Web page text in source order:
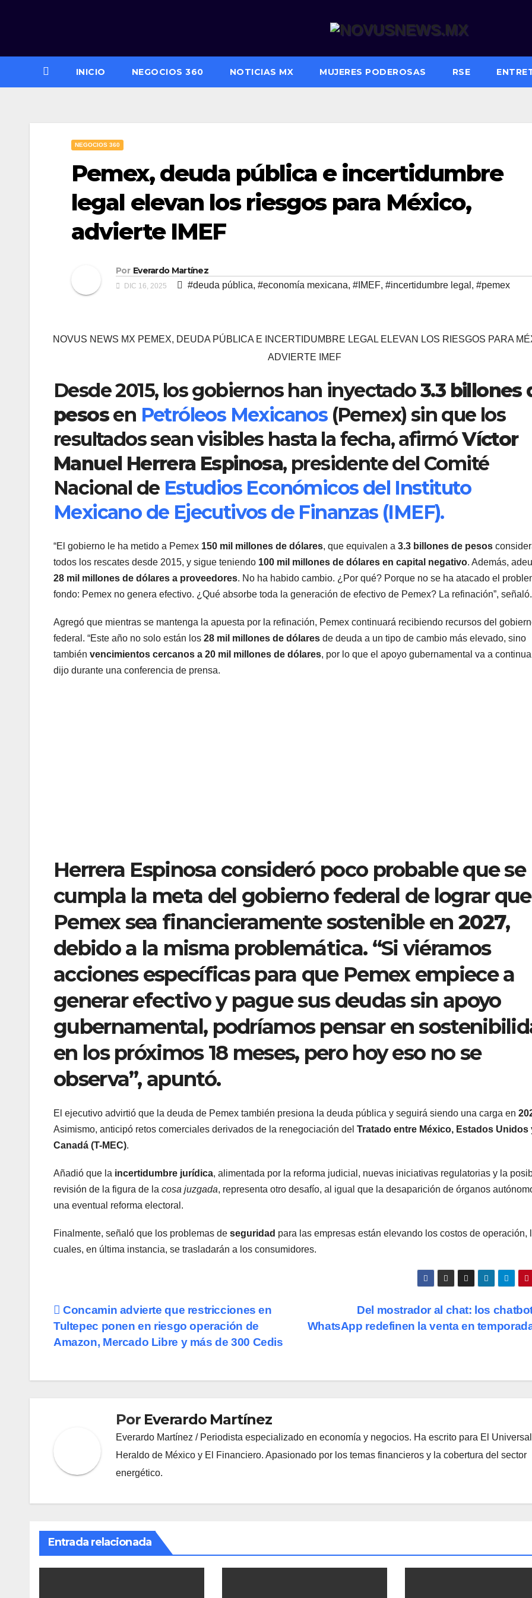
INICIO NEGOCIOS 360 NOTICIAS MX MUJERES PODEROSAS RSE
NEGOCIOS 360
Pemex, deuda pública e incertidumbre
legal elevan los riesgos para México,
advierte IMEF
Por Everardo Martínez
DIC 16, 2025 #deuda pública, #economía mexicana, #IMEF, #incertidumbre legal , #pemex
NOVUS NEWS MX PEMEX, DEUDA PÚBLICA E INCERTIDUMBRE LEGAL ELEVAN LOS RIESGOS PARA
ADVIERTE IMEF
Desde 2015, los gobiernos han inyectado3.3 billones
pesosen Petróleos Mexicanos (Pemex) sin que los
resultados sean visibles hasta la fecha, afirmóVíctor
Manuel Herrera Espinosa, presidente del Comité
Nacional de Estudios Económicos del Instituto
Mexicano de Ejecutivos de Finanzas (IMEF).
“El gobierno le ha metido a Pemex 150 mil millones de dólares, que equivalen a 3.3 billones de pesos
todos los rescates desde 2015, y sigue teniendo 100 mil millones de dólares en capital negativo. Además,
28 mil millones de dólares a proveedores. No ha habido cambio. ¿Por qué? Porque no se ha atacado el
fondo: Pemex no genera efectivo. ¿Qué absorbe toda la generación de efectivo de Pemex? La refinación”, señaló.
Agregó que mientras se mantenga la apuesta por la refinación, Pemex continuará recibiendo recursos del
federal. “Este año no solo están los 28 mil millones de dólares de deuda a un tipo de cambio más elevado, sino
también vencimientos cercanos a 20 mil millones de dólares, por lo que el apoyo gubernamental va a
dijo durante una conferencia de prensa.
Herrera Espinosa consideró poco probable que se
cumpla la meta del gobierno federal de lograr que
Pemex sea financieramente sostenible en 2027,
debido a la misma problemática. “Si viéramos
acciones específicas para que Pemex empiece a
generar efectivo y pague sus deudas sin apoyo
gubernamental, podríamos pensar en
en los próximos 18 meses, pero hoy eso no se
observa”, apuntó.
El ejecutivo advirtió que la deuda de Pemex también presiona la deuda pública y seguirá siendo una carga en
Asimismo, anticipó retos comerciales derivados de la renegociación del Tratado entre México, Estados Unidos
Canadá (T-MEC).
Añadió que la incertidumbre jurídica, alimentada por la reforma judicial, nuevas iniciativas regulatorias y la
revisión de la figura de la cosa juzgada, representa otro desafío, al igual que la desaparición de órganos
una eventual reforma electoral.
Finalmente, señaló que los problemas de seguridad para las empresas están elevando los costos de operación,
cuales, en última instancia, se trasladarán a los consumidores.
Navegación
de
Del mostrador al chat: los
WhatsApp redefinen la venta en
Concamin advierte que restricciones en
Tultepec ponen en riesgo operación de
Amazon, Mercado Libre y más de 300 Cedis
Por Everardo Martínez
Everardo Martínez / Periodista especializado en economía y negocios. Ha escrito para El
Heraldo de México y El Financiero. Apasionado por los temas financieros y la cobertura del sector
energético.
Entrada relacionada